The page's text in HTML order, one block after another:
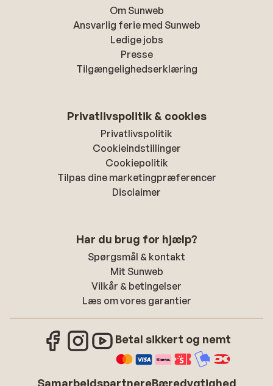
Om Sunweb
Ansvarlig ferie med Sunweb
Ledige jobs
Presse
Tilgængelighedserklæring
Privatlivspolitik & cookies
Privatlivspolitik
Cookieindstillinger
Cookiepolitik
Tilpas dine marketingpræferencer
Disclaimer
Har du brug for hjælp?
Spørgsmål & kontakt
Mit Sunweb
Vilkår & betingelser
Læs om vores garantier
Betal sikkert og nemt
SamarbejdspartnereBæredygtighed